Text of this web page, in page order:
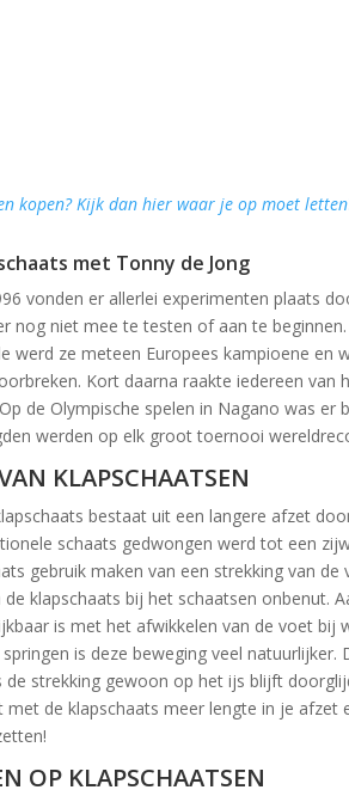
kopen? Kijk dan hier waar je op moet
met Tonny de Jong
vonden er allerlei experimenten plaats
nog niet mee te testen of aan te
werd ze meteen Europees kampioene en
Kort daarna raakte iedereen
de Olympische spelen in Nagano was er
werden op elk groot toernooi
KLAPSCHAATSEN
bestaat uit een langere afzet
schaats gedwongen werd tot een
gebruik maken van een strekking van
klapschaats bij het schaatsen onbenut.
is met het afwikkelen van de voet bij
is deze beweging veel
de strekking gewoon op het ijs blijft
met de klapschaats meer lengte in je
OP KLAPSCHAATSEN